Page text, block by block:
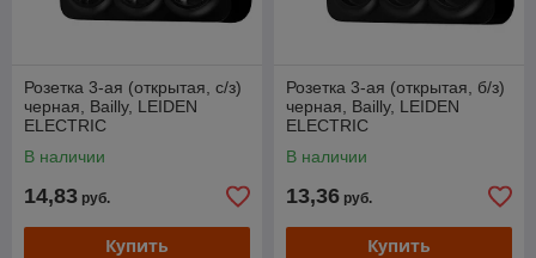
Розетка 3-ая (открытая, с/з)
черная, Bailly, LEIDEN
ELECTRIC
В наличии
14,83 руб.
Купить
Розетка 3-ая (открытая, б/з)
черная, Bailly, LEIDEN
ELECTRIC
В наличии
13,36 руб.
Купить